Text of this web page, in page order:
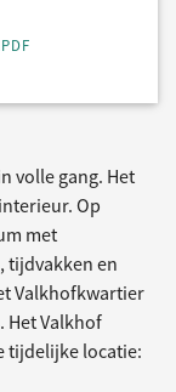
volle gang. Het
Op
met
tijdvakken en
Valkhofkwartier
Het Valkhof
tijdelijke locatie: